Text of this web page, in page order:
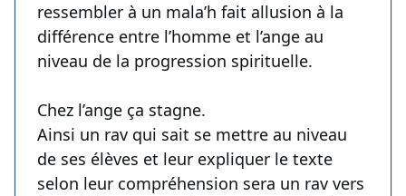
ressembler à un mala’h fait allusion à la
différence entre l’homme et l’ange au
niveau de la progression spirituelle.
Chez l’ange ça stagne.
Ainsi un rav qui sait se mettre au niveau
de ses élèves et leur expliquer le texte
selon leur compréhension sera un rav vers